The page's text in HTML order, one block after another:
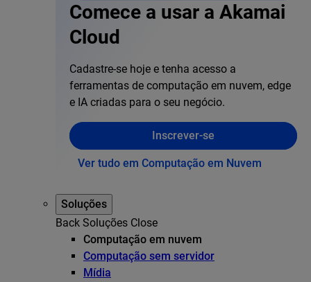
Comece a usar a Akamai
Cloud
Cadastre-se hoje e tenha acesso a
ferramentas de computação em nuvem, edge
e IA criadas para o seu negócio.
Inscrever-se
Ver tudo em Computação em Nuvem
Soluções
Back Soluções Close
Computação em nuvem
Computação sem servidor
Mídia